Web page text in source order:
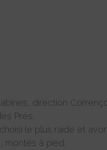
direction
Prés.
le plus raide et
montés à pied.